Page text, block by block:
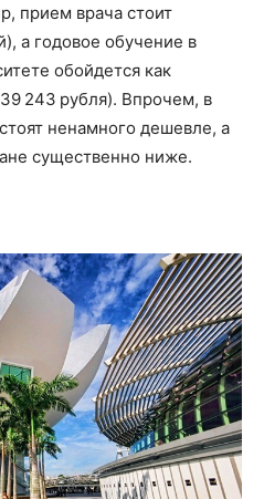
прием врача стоит
а годовое обучение в
обойдется как
243 рубля). Впрочем, в
ненамного дешевле, а
существенно ниже.